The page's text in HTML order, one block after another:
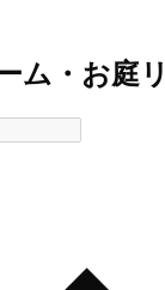
ム・お庭